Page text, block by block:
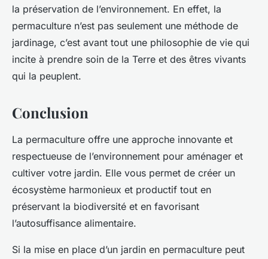
la préservation de l’environnement. En effet, la
permaculture n’est pas seulement une méthode de
jardinage, c’est avant tout une philosophie de vie qui
incite à prendre soin de la Terre et des êtres vivants
qui la peuplent.
Conclusion
La permaculture offre une approche innovante et
respectueuse de l’environnement pour aménager et
cultiver votre jardin. Elle vous permet de créer un
écosystème harmonieux et productif tout en
préservant la biodiversité et en favorisant
l’autosuffisance alimentaire.
Si la mise en place d’un jardin en permaculture peut